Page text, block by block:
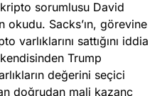
sorumlusu David
okudu. Sacks’ın, görevine
varlıklarını sattığını iddia
Trump
değerini seçici
doğrudan mali kazanç